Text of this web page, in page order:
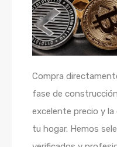
Compra
fase de
excelente precio y
tu hogar. Hemos